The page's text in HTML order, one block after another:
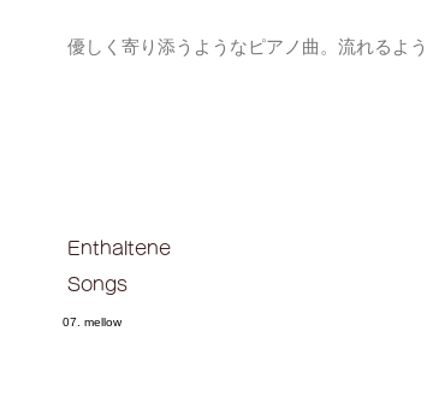
優しく寄り添うようなピアノ曲。流れるよ
Enthaltene
Songs
07. mellow